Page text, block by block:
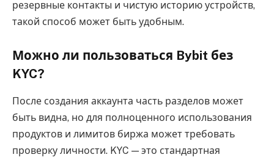
резервные контакты и чистую историю устройств,
такой способ может быть удобным.
Можно ли пользоваться Bybit без
KYC?
После создания аккаунта часть разделов может
быть видна, но для полноценного использования
продуктов и лимитов биржа может требовать
проверку личности. KYC — это стандартная